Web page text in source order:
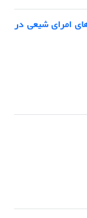
امرای شیعی در